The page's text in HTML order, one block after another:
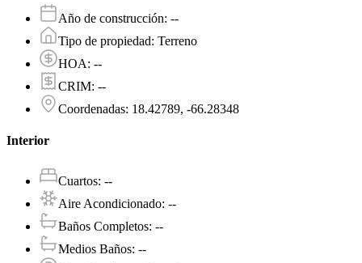
Año de construcción: --
Tipo de propiedad: Terreno
HOA: --
CRIM: --
Coordenadas: 18.42789, -66.28348
Interior
Cuartos: --
Aire Acondicionado: --
Baños Completos: --
Medios Baños: --